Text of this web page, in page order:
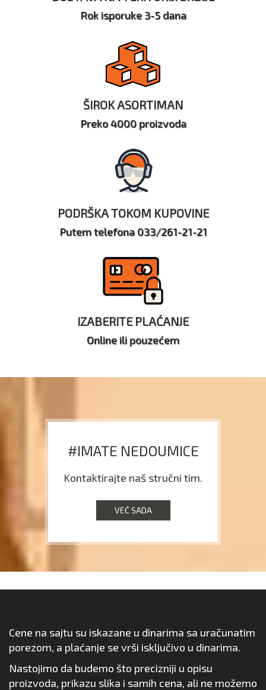
Rok isporuke 3-5 dana
ŠIROK ASORTIMAN
Preko 4000 proizvoda
PODRŠKA TOKOM KUPOVINE
Putem telefona 033/261-21-21
IZABERITE PLAĆANJE
Online ili pouzećem
#IMATE NEDOUMICE
Kontaktirajte naš stručni tim.
VEĆ SADA
Cene na sajtu su iskazane u dinarima sa uračunatim
porezom, a plaćanje se vrši isključivo u dinarima.
Nastojimo da budemo što precizniji u opisu
proizvoda, prikazu slika i samih cena, ali ne možemo